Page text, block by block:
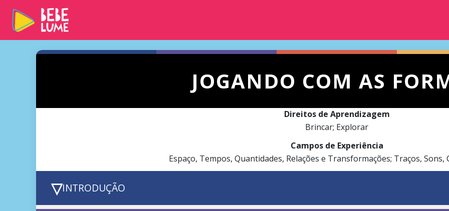
JOGANDO COM AS
Direitos de Aprendizagem
Brincar; Explorar
Campos de Experiência
Espaço, Tempos, Quantidades, Relações e Transformações; Traços, Sons,
▽INTRODUÇÃO